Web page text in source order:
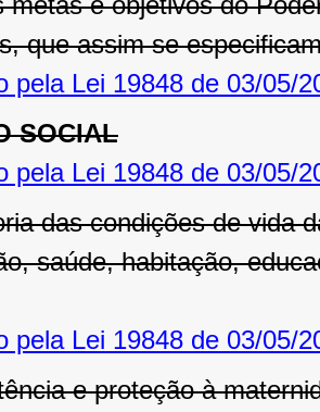
que assim se
pela Lei 19848 de 03/05/
SOCIAL
pela Lei 19848 de 03/05/
das condições de vida
saúde, habitação,
pela Lei 19848 de 03/05/
e proteção à